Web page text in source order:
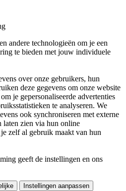
andere technologieën om je een
te bieden met jouw individuele
over onze gebruikers, hun
deze gegevens om onze website
je gepersonaliseerde advertenties
te analyseren. We
ook synchroniseren met externe
laten zien via hun online
zelf al gebruik maakt van hun
geeft de instellingen en ons
Instellingen aanpassen